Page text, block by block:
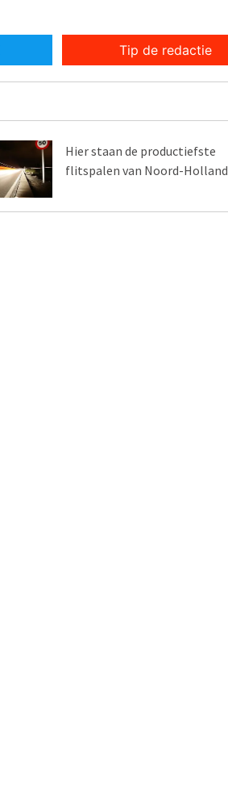
Tip de redactie
Hier staan de productiefste
flitspalen van Noord-Holland